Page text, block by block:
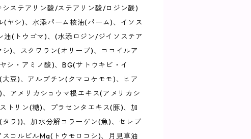
ステアリン酸/ステアリン酸/ロジン酸)
(ヤシ)、水添パーム核油(パーム)、イソス
油(トウゴマ)、(水添ロジン/ジイソステア
シ)、スクワラン(オリーブ)、ココイルア
シ・アミノ酸)、BG(サトウキビ・イ
豆)、アルブチン(クマコケモモ)、ヒア
アメリカショウマ根エキス(アメリカシ
トリン(糖)、プラセンタエキス(豚)、加
ラ))、加水分解コラーゲン(魚)、セレブ
コルビルMg(トウモロコシ)、月見草油